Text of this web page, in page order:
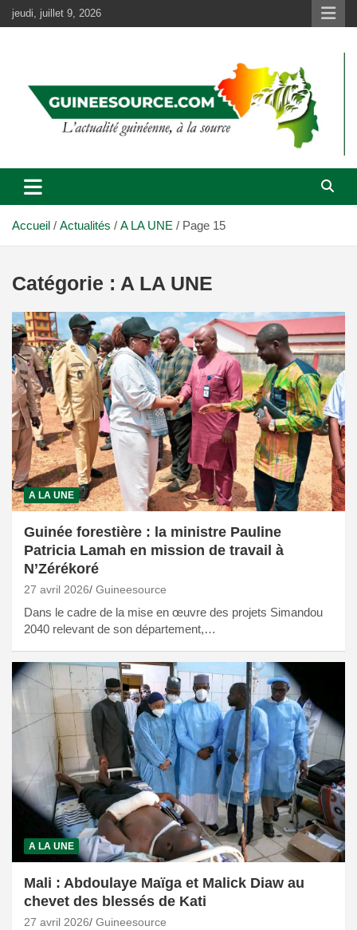
Aller
au
jeudi, juillet 9, 2026
Accueil Actualités A LA UNE Page 15
Catégorie : A LA UNE
A LA UNE
Guinée forestière : la ministre Pauline
Patricia Lamah en mission de travail à
N’Zérékoré
27 avril 2026 Guineesource
Dans le cadre de la mise en œuvre des projets Simandou
2040 relevant de son département,…
A LA UNE
Mali : Abdoulaye Maïga et Malick Diaw au
chevet des blessés de Kati
27 avril 2026 Guineesource